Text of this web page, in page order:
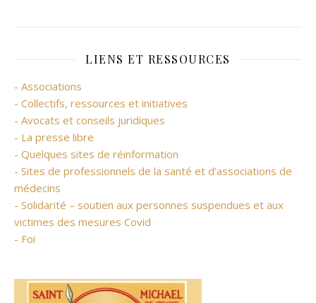
LIENS ET RESSOURCES
- Associations
- Collectifs, ressources et initiatives
- Avocats et conseils juridiques
- La presse libre
- Quelques sites de réinformation
- Sites de professionnels de la santé et d’associations de
médecins
- Solidarité – soutien aux personnes suspendues et aux
victimes des mesures Covid
- Foi